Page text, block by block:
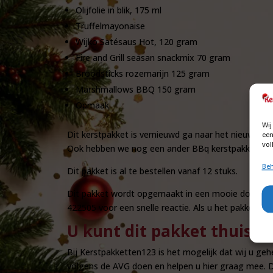
Olijfolie in blik, 175 ml
Truffelmayonaise
Wijko Satésaus Hot, 120 gram
Fire and Grill seasan snackmix 70 gram
Broodsticks rozemarijn 125 gram
Marshmallows BBQ 150 gram
Opmaak
Dit kerstpakket is vernieuwd ga naar het nieuwe
Ook hebben we nog een ander BBq kerstpakket
Dit pakket is al te bestellen vanaf 12 stuks.
Dit pakket wordt opgemaakt in een mooie doos.
422505 voor een snelle reactie. Als u het pakket
U kunt dit pakket thuis
Bij Kerstpakketten123 is het mogelijk dat wij u
volgens de AVG doen en helpen u hier graag